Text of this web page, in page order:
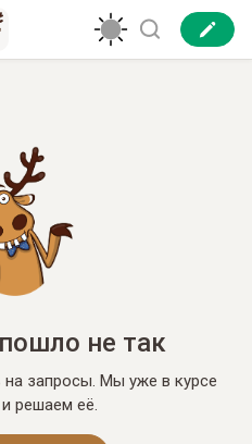
не так
на запросы. Мы уже в курсе
решаем её.